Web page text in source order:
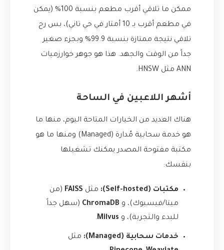
ممكن ما تلاقي أقرب مطعم بنسبة 100% (يمكن
في مطعم أقرب بـ 10 أمتار في حي تاني)، بس رح
تلاقي نتيجة ممتازة بنسبة 99.9% وبجزء صغير
جداً من الوقت والجهد. هذا هو جوهر خوارزميات
ANN مثل HNSW.
أشهر اللاعبين في الساحة
هناك العديد من الخيارات المتاحة اليوم، منها ما
هو خدمة سحابية مُدارة (Managed) ومنها ما هو
مكتبة مفتوحة المصدر يمكنك تشغيلها
بنفسك:
مكتبات (Self-hosted): مثل FAISS (من
ميتا/فيسبوك)، و ChromaDB (سهل جداً
للبدء والتجربة)، و Milvus
.
خدمات سحابية (Managed):
مثل